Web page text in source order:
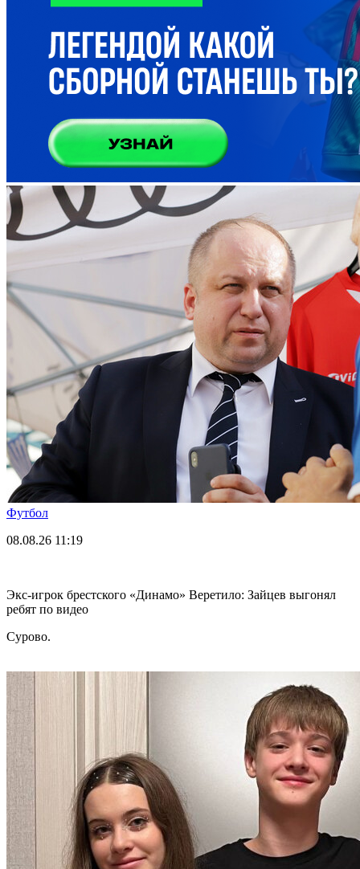
Футбол
08.08.26 11:19
Экс-игрок брестского «Динамо» Веретило: Зайцев выгонял
ребят по видео
Сурово.